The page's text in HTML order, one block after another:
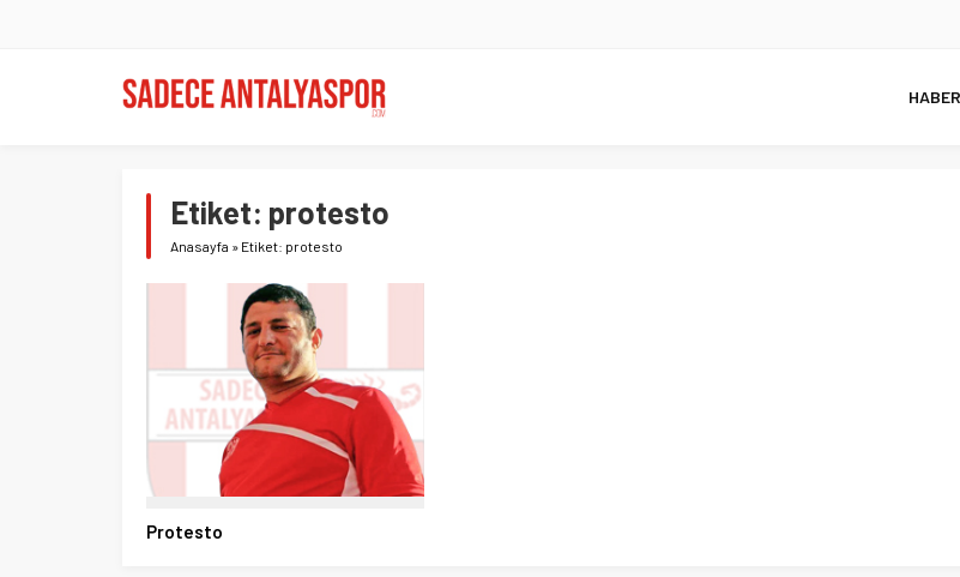
Etiket: protesto
Anasayfa » Etiket: protesto
Protesto